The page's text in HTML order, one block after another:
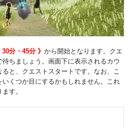
分・45分 》 から開始となります。クエ
ちましょう。画面下に表示されるカウ
と、クエストスタートです。なお、こ
くつか目にするかもしれません。これ
す。